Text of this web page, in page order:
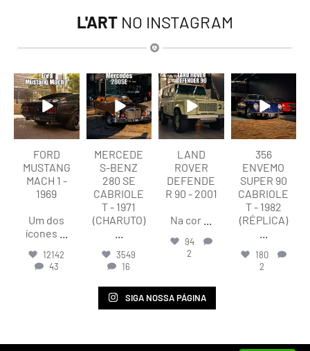
L'ART NO INSTAGRAM
lart.br
Ago 9
FORD
MUSTANG
MACH 1 -
1969
Um dos
ícones
12142
43
lart.br
Ago 9
MERCEDE
S-BENZ
280 SE
CABRIOLE
T - 1971
(CHARUTO)
3549
16
lart.br
Ago 9
LAND
ROVER
DEFENDE
R 90 - 2001
Na cor
94
2
lart.br
Ago 9
356
ENVEMO
SUPER 90
CABRIOLE
T - 1982
(RÉPLICA)
180
2
SIGA NOSSA PÁGINA